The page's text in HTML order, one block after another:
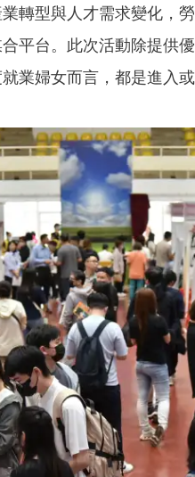
轉型與人才需求變化，
平台。此次活動除提供
業婦女而言，都是進入或